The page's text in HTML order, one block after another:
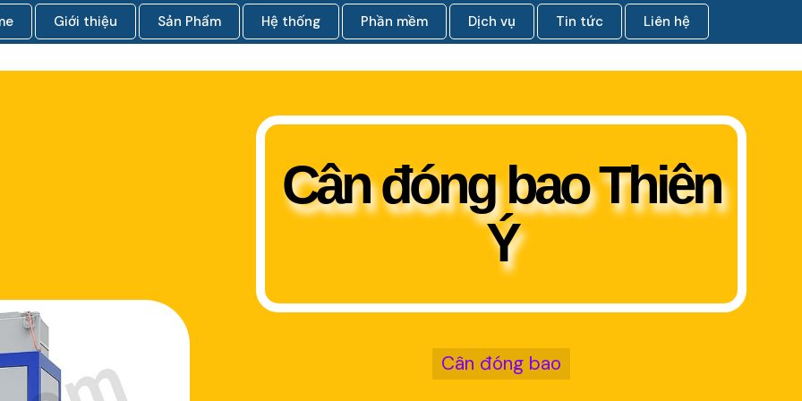
Giới thiệu Sản Phẩm Hệ thống Phần mềm Dịch vụ Tin tức Liên hệ
Cân đóng bao Thiên
Ý
Cân đóng bao